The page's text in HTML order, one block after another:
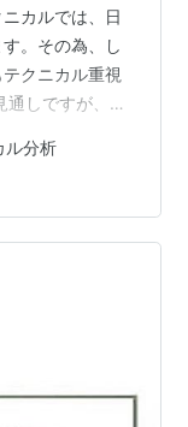
カルでは、日
。その為、し
クニカル重視
しですが、ま
消費者物価指
き、ECBメン
に注目してい
ロ円相場の見通
ァンダメンタル
分析